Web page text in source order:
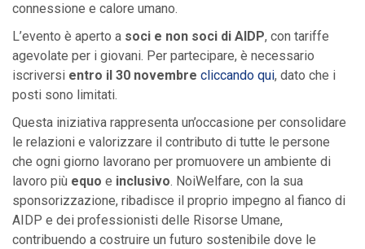
connessione e calore umano.
L’evento è aperto a soci e non soci di AIDP, con tariffe
agevolate per i giovani. Per partecipare, è necessario
iscriversi entro il 30 novembre cliccando qui, dato che i
posti sono limitati.
Questa iniziativa rappresenta un’occasione per consolidare
le relazioni e valorizzare il contributo di tutte le persone
che ogni giorno lavorano per promuovere un ambiente di
lavoro più equo e inclusivo. NoiWelfare, con la sua
sponsorizzazione, ribadisce il proprio impegno al fianco di
AIDP e dei professionisti delle Risorse Umane,
contribuendo a costruire un futuro sostenibile dove le